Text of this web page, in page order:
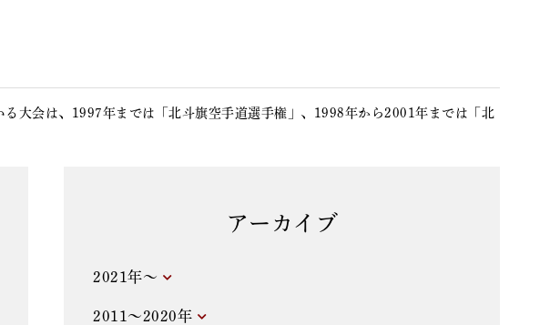
大会は、1997年までは「北斗旗空手道選手権」、1998年から2001年までは「北
アーカイブ
2021年～
2011～2020年